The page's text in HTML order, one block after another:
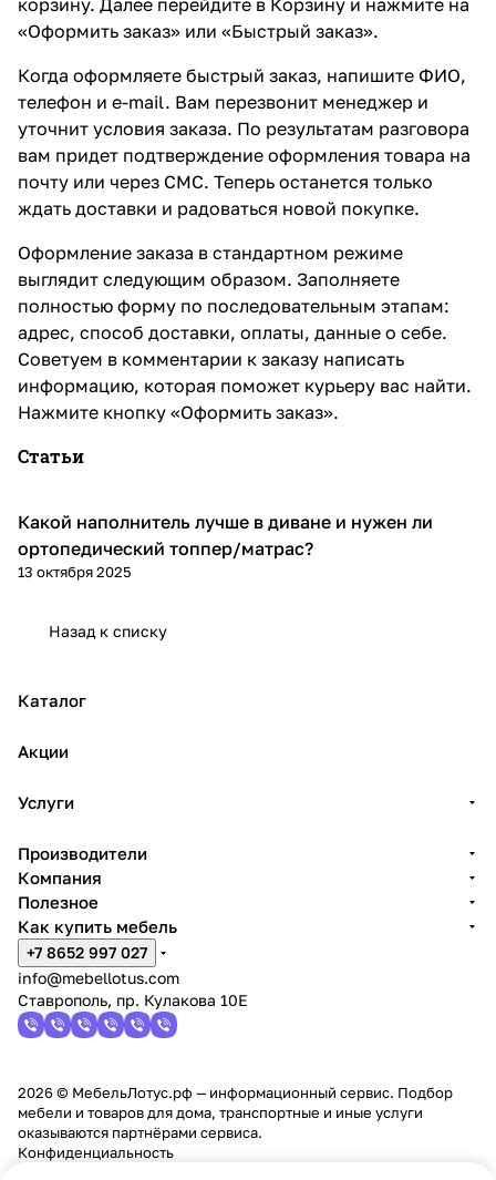
«Оформить заказ» или «Быстрый заказ».
Когда оформляете быстрый заказ, напишите ФИО,
телефон и e-mail. Вам перезвонит менеджер и
уточнит условия заказа. По результатам разговора
вам придет подтверждение оформления товара на
почту или через СМС. Теперь останется только
ждать доставки и радоваться новой покупке.
Оформление заказа в стандартном режиме
выглядит следующим образом. Заполняете
полностью форму по последовательным этапам:
адрес, способ доставки, оплаты, данные о себе.
Советуем в комментарии к заказу написать
информацию, которая поможет курьеру вас найти.
Нажмите кнопку «Оформить заказ».
Статьи
Диваны и кресла
Какой наполнитель лучше в диване и нужен ли
ортопедический топпер/матрас?
13 октября 2025
Назад к списку
Каталог
Акции
Услуги
Производители
Компания
Полезное
Как купить мебель
+7 8652 997 027
info@mebellotus.com
Ставрополь, пр. Кулакова 10Е
2026 © МебельЛотус.рф — информационный сервис. Подбор
мебели и товаров для дома, транспортные и иные услуги
оказываются партнёрами сервиса.
Конфиденциальность